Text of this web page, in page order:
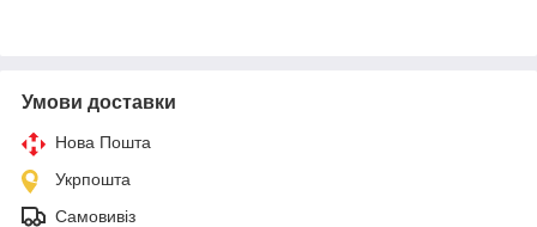
Умови доставки
Нова Пошта
Укрпошта
Самовивіз